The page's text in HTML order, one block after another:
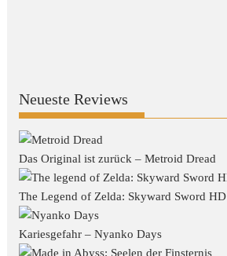
Neueste Reviews
Das Original ist zurück – Metroid Dread
The Legend of Zelda: Skyward Sword HD
Kariesgefahr – Nyanko Days